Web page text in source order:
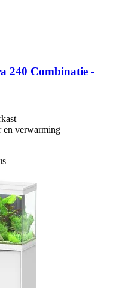
240 Combinatie -​
verwarming